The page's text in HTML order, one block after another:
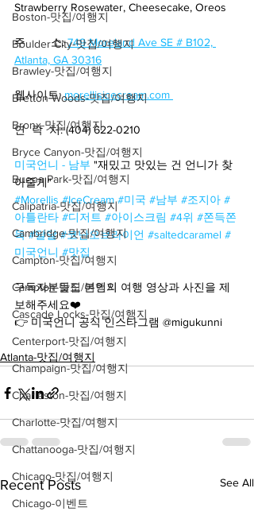
Boston-맛집/여행지
Boulder City-맛집/여행지
Brawley-맛집/여행지
Bretton Woods-맛집/여행지
Bronx-맛집/여행지
Bryce Canyon-맛집/여행지
Buena Park-맛집/여행지
Calipatria-맛집/여행지
Cambridge-맛집/여행지
Campton-맛집/여행지
Campton-맛집/여행지
Cascade Locks-맛집/여행지
Centerport-맛집/여행지
Champaign-맛집/여행지
Charleston-맛집/여행지
Charlotte-맛집/여행지
Chattanooga-맛집/여행지
Chicago-맛집/여행지
Chicago-이벤트
Strawberry Rosewater, Cheesecake, Oreos
주        소: 749 Moreland Ave SE # B102,
Atlanta, GA 30316
웹사이트: morellisicecream.com
연  락  처: (404) 622-0210
미국언니 - 남부 "재밌고 맛있는 건 언니가 찾
아줄게"
#Morellis #IceCream #미국 #남부 #조지아 #
아틀란타 #디저트 #아이스크림 #4위 #쫀득쫀
득 #달달 #코난오브라이언 #saltedcaramel #
미국언니 #맛집
구독자분들도 본인의 여행 영상과 사진을 제
보해주세요❤️
👉 미국언니 공식 인스타그램 @migukunni
Atlanta-맛집/여행지
Recent Posts See All